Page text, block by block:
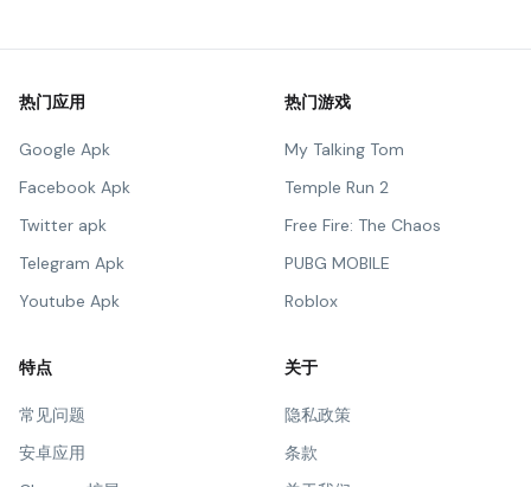
热门应用
Google Apk
Facebook Apk
Twitter apk
Telegram Apk
Youtube Apk
热门游戏
My Talking Tom
Temple Run 2
Free Fire: The Chaos
PUBG MOBILE
Roblox
特点
常见问题
安卓应用
关于
隐私政策
条款